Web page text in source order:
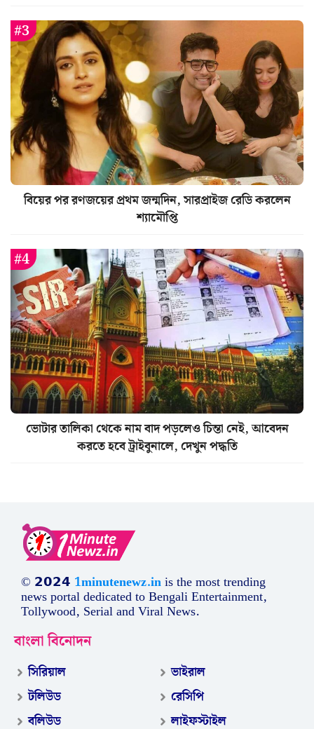
বিয়ের পর রণজয়ের প্রথম জন্মদিন, সারপ্রাইজ রেডি করলেন
শ্যামৌপ্তি
ভোটার তালিকা থেকে নাম বাদ পড়লেও চিন্তা নেই, আবেদন
করতে হবে ট্রাইবুনালে, দেখুন পদ্ধতি
© 𝟮𝟬𝟮𝟰 1minutenewz.inis the most trending
news portal dedicated to Bengali Entertainment,
Tollywood, Serial and Viral News.
বাংলা বিনোদন
সিরিয়াল
টলিউড
বলিউড
ভাইরাল
রেসিপি
লাইফস্টাইল